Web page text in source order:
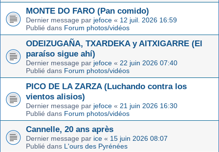
MONTE DO FARO (Pan comido)
Dernier message par jefoce « 12 juil. 2026 16:59
Publié dans Forum photos/vidéos
ODEIZUGAÑA, TXARDEKA y AITXIGARRE (El
paraíso sigue ahí)
Dernier message par jefoce « 22 juin 2026 07:40
Publié dans Forum photos/vidéos
PICO DE LA ZARZA (Luchando contra los
vientos alisios)
Dernier message par jefoce « 21 juin 2026 16:30
Publié dans Forum photos/vidéos
Cannelle, 20 ans après
Dernier message par ice « 15 juin 2026 08:07
Publié dans L'ours des Pyrénées